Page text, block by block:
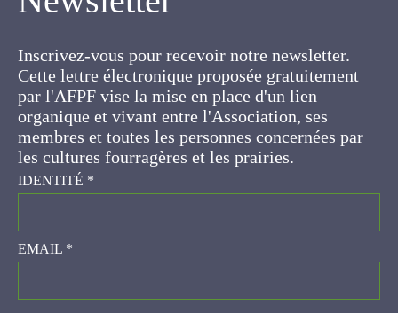
Cette lettre électronique proposée
gratuitement par l'AFPF vise la mise en place
d'un lien organique et vivant entre l'Association,
ses membres et toutes les personnes
concernées par les cultures fourragères et les
prairies.
IDENTITÉ*
EMAIL*